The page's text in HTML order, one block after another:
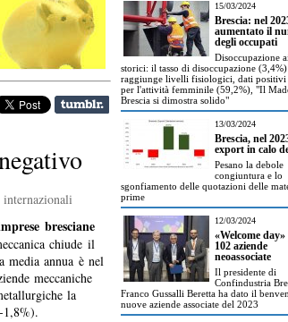
internazionali
bresciane
chiude il
media annua è nel
meccaniche
la
1,8%).
15/03/2024
Brescia: nel
aumentato il
degli occupati
Disoccupazione
storici: il tasso di disoccupazione (3,4%)
raggiunge livelli fisiologici, dati positivi
per l'attività femminile (59,2%), "Il
Brescia si dimostra solido"
13/03/2024
Brescia, nel
export in calo
Pesano la debole
congiuntura e lo
sgonfiamento delle quotazioni delle
prime
12/03/2024
«Welcome day»
102 aziende
neoassociate
Il presidente di
Confindustria
Franco Gussalli Beretta ha dato il
nuove aziende associate del 2023